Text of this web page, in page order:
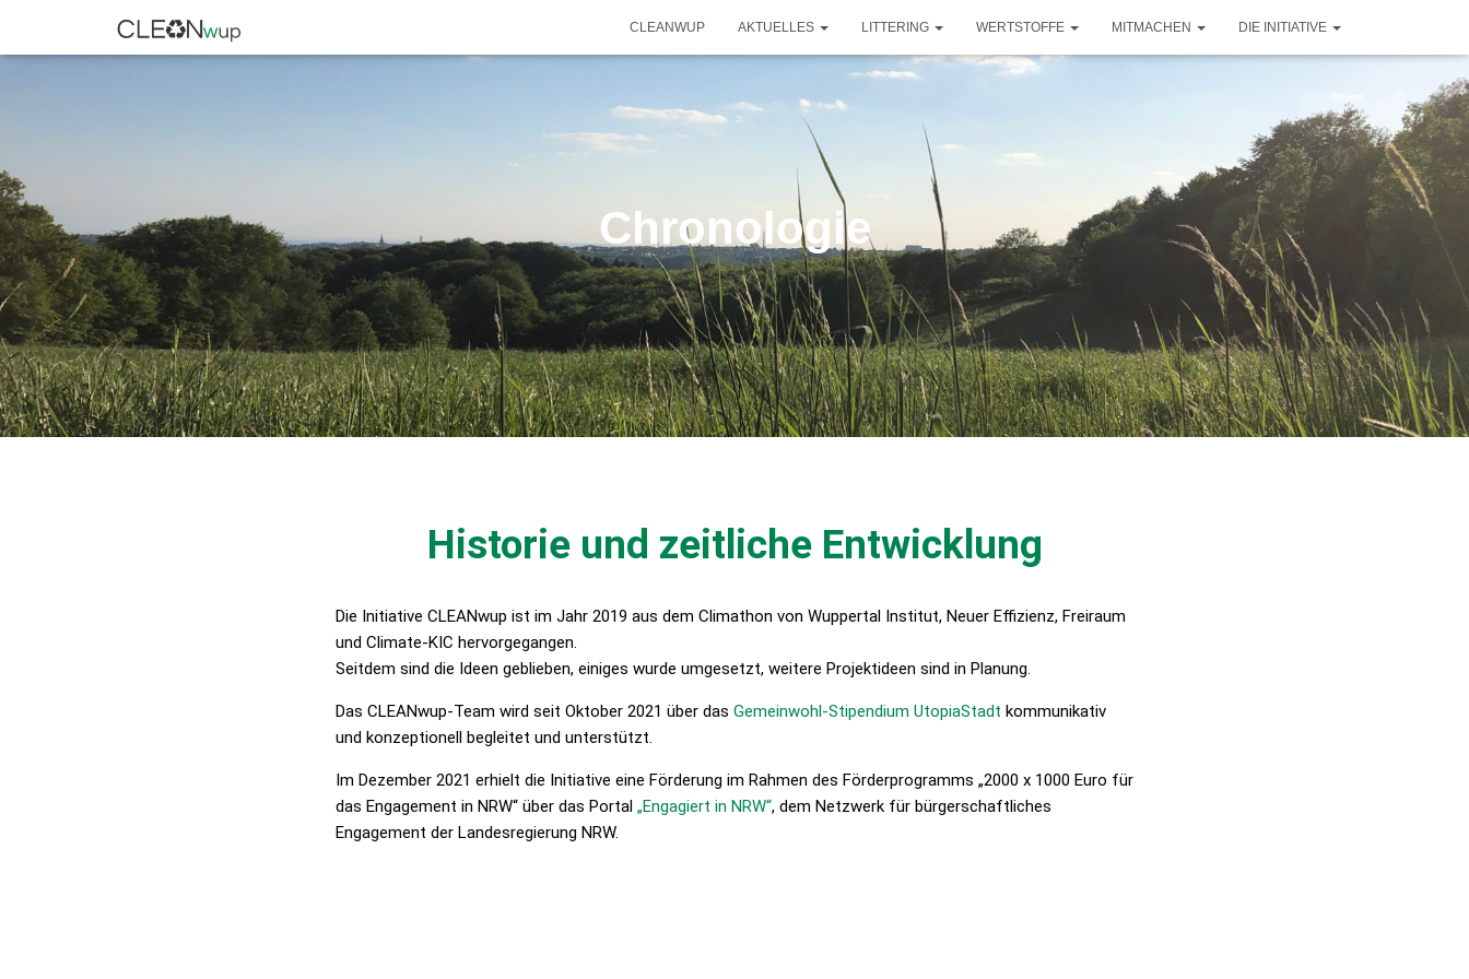
CLEANWUP AKTUELLES LITTERING WERTSTOFFE MITMACHEN DIE INITIATIVE
Chronologie
Historie und zeitliche Entwicklung
Die Initiative CLEANwup ist im Jahr 2019 aus dem Climathon von Wuppertal Institut, Neuer Effizienz, Freiraum
und Climate-KIC hervorgegangen.
Seitdem sind die Ideen geblieben, einiges wurde umgesetzt, weitere Projektideen sind in Planung.
Das CLEANwup-Team wird seit Oktober 2021 über das Gemeinwohl-Stipendium UtopiaStadt kommunikativ
und konzeptionell begleitet und unterstützt.
Im Dezember 2021 erhielt die Initiative eine Förderung im Rahmen des Förderprogramms „2000 x 1000 Euro für
das Engagement in NRW“ über das Portal „Engagiert in NRW“, dem Netzwerk für bürgerschaftliches
Engagement der Landesregierung NRW.